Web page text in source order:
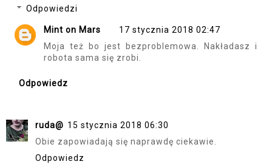
Odpowiedzi
Mint on Mars
17 stycznia 2018 02:47
Moja też bo jest bezproblemowa. Nakładasz i
robota sama się zrobi.
Odpowiedz
ruda@ 15 stycznia 2018 06:30
Obie zapowiadają się naprawdę ciekawie.
Odpowiedz